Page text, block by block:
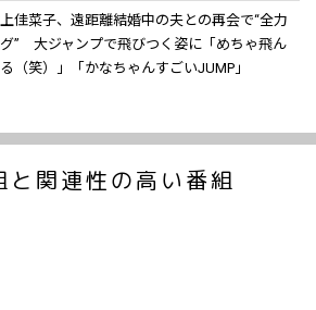
佳菜子、遠距離結婚中の夫との再会で“全力
” 大ジャンプで飛びつく姿に「めちゃ飛ん
（笑）」「かなちゃんすごいJUMP」
と関連性の高い番組